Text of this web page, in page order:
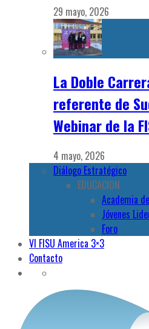
29 mayo, 2026
La Doble
referente de
Webinar de la
4 mayo, 2026
Diálogo Estratégico
EDUCACION
Academia
Jóvenes
Foro
VI FISU America 3×3
Contacto